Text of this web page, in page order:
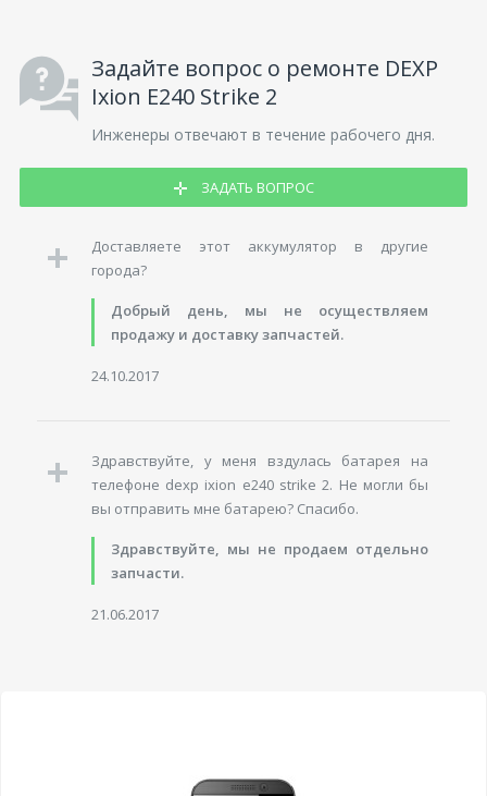
Задайте вопрос о ремонте DEXP
Ixion E240 Strike 2
Инженеры отвечают в течение рабочего дня.
ЗАДАТЬ ВОПРОС
Доставляете этот аккумулятор в другие
города?
Добрый день, мы не осуществляем
продажу и доставку запчастей.
24.10.2017
Здравствуйте, у меня вздулась батарея на
телефоне dexp ixion e240 strike 2. Не могли бы
вы отправить мне батарею? Спасибо.
Здравствуйте, мы не продаем отдельно
запчасти.
21.06.2017